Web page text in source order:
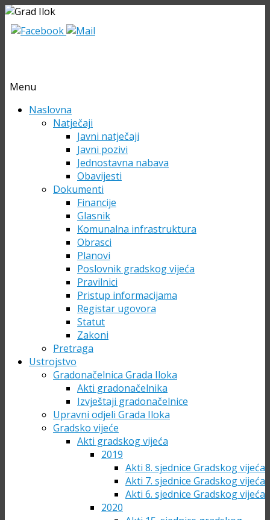
Menu
Skip Naslovna
Natječaji
Javni natječaji
Javni pozivi
Jednostavna nabava
Obavijesti
Dokumenti
Financije
Glasnik
Komunalna infrastruktura
Obrasci
Planovi
Poslovnik gradskog vijeća
Pravilnici
Pristup informacijama
Registar ugovora
Statut
Zakoni
Pretraga
Ustrojstvo
Gradonačelnica Grada Iloka
Akti gradonačelnika
Izvještaji gradonačelnice
Upravni odjeli Grada Iloka
Gradsko vijeće
Akti gradskog vijeća
2019
Akti 8. sjednice Gradskog vijeća
Akti 7. sjednice Gradskog vijeća
Akti 6. sjednice Gradskog vijeća
2020